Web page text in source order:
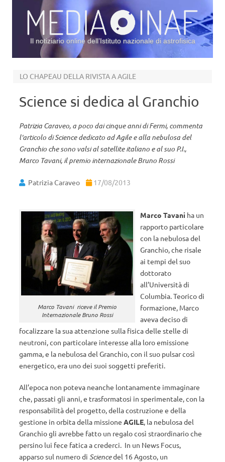
Il notiziario online dell’Istituto nazionale di astrofisica
LO CHAPEAU DELLA RIVISTA A AGILE
Science si dedica al Granchio
Patrizia Caraveo, a poco dai cinque anni di Fermi, commenta
l'articolo di Science dedicato ad Agile e alla nebulosa del
Granchio che sono valsi al satellite italiano e al suo P.I.,
Marco Tavani, il premio internazionale Bruno Rossi
Patrizia Caraveo 17/08/2013
Marco Tavani riceve il Premio
Internazionale Bruno Rossi
Marco Tavani ha un
rapporto particolare
con la nebulosa del
Granchio, che risale
ai tempi del suo
dottorato
all’Università di
Columbia. Teorico di
formazione, Marco
aveva deciso di
focalizzare la sua attenzione sulla fisica delle stelle di
neutroni, con particolare interesse alla loro emissione
gamma, e la nebulosa del Granchio, con il suo pulsar così
energetico, era uno dei suoi soggetti preferiti.
All’epoca non poteva neanche lontanamente immaginare
che, passati gli anni, e trasformatosi in sperimentale, con la
responsabilità del progetto, della costruzione e della
gestione in orbita della missione AGILE, la nebulosa del
Granchio gli avrebbe fatto un regalo così straordinario che
persino lui fece fatica a crederci. In un News Focus,
apparso sul numero di Sciencedel 16 Agosto, un